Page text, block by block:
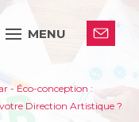
MENU
- Éco-conception :
Direction Artistique ?